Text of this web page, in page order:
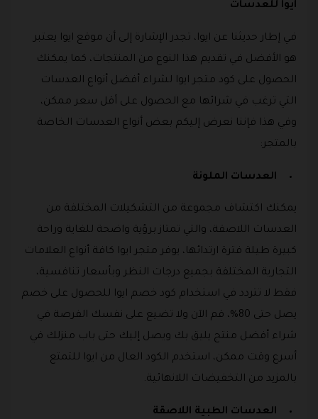
ايوا للعدسات
في إطار حديثنا عن ايوا، تجدر الإشارة إلى أن موقع ايوا يعتبر
هو الأفضل في تقديم هذا النوع من المنتجات، كما يمكنك
الحصول على كود متجر ايوا لشراء أفضل أنواع العدسات
التي ترغب في شرائها مع الحصول على أقل سعر ممكن،
وفي هذا فإننا نعرض إليكم بعض أنواع العدسات الخاصة
بالمتجر:
العدسات الملونة
يمكنك اكتشاف مجموعة من التشكيلات المختلفة من
العدسات اللاصقة، والتي تمتاز برؤية واضحة للغاية وراحة
كبيرة طيلة فترة ارتدائها، يوفر متجر ايوا كافة أنواع العلامات
التجارية المختلفة بجميع درجات النظر وبأسعار تنافسية،
فقط لا تتردد في استخدام كود خصم ايوا للحصول على خصم
يصل حتى 80%، قم الآن ولا تضيع على نفسك الفرصة في
شراء أفضل منتج يليق بك ويصل إليك حتى باب منزلك في
أسرع وقت ممكن، استخدم الكود العال من ايوا للتمتع
بالمزيد من التخفيضات اللانهائية.
العدسات الطبية اللاصقة